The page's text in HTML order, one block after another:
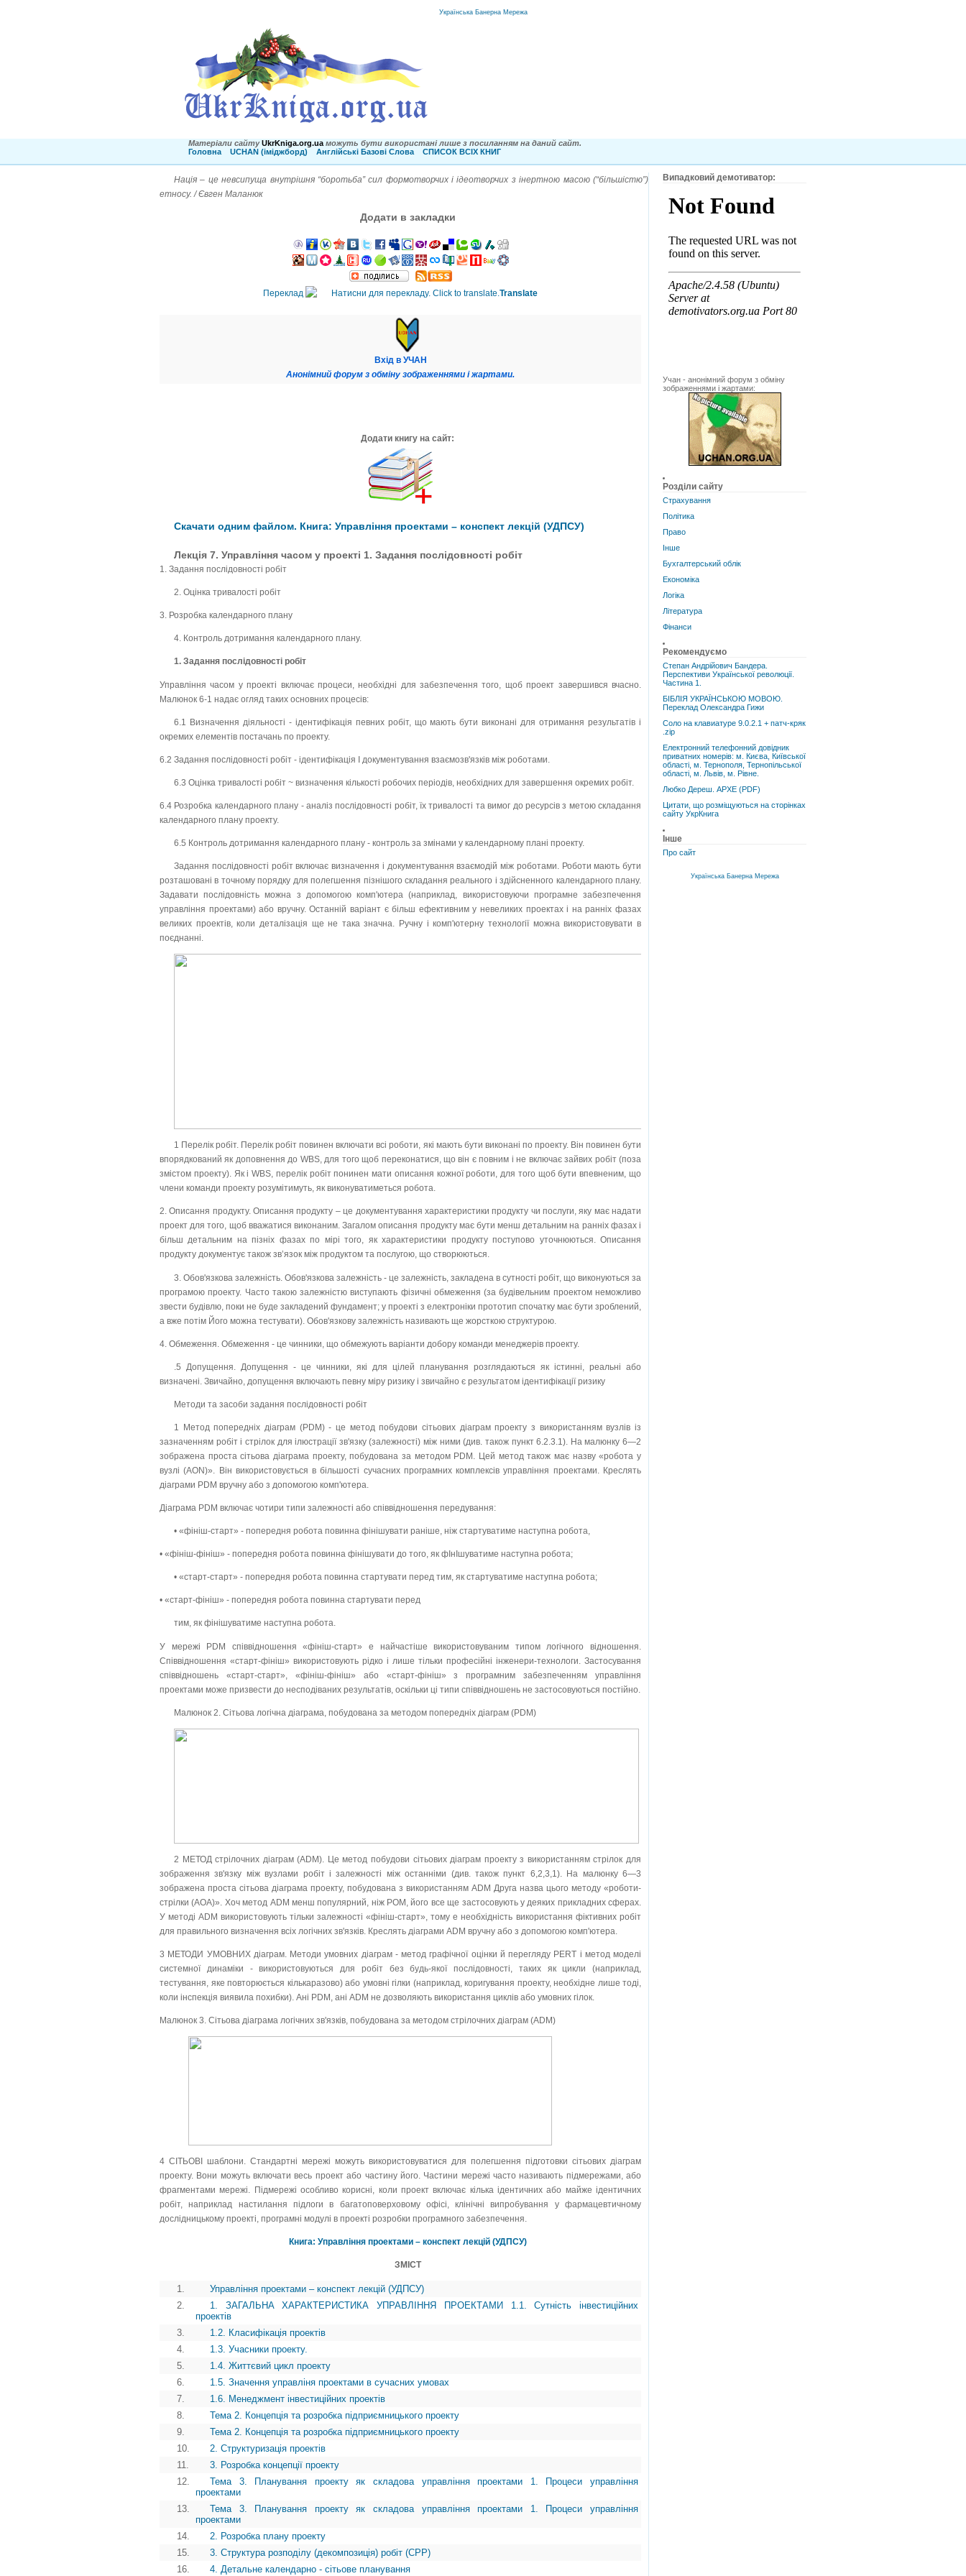
Українська Банерна Мережа
Матеріали сайту UkrKniga.org.ua можуть бути використані лише з посиланням на даний сайт.
Головна
UCHAN (іміджборд) Англійські Базові Слова СПИСОК ВСІХ КНИГ
Нація – це невсипуща внутрішня “боротьба” сил формотворчих і ідеотворчих з інертною масою (“більшістю”)
етносу. / Євген Маланюк
Додати в закладки
Переклад Translate
Вхід в УЧАН
Анонімний форум з обміну зображеннями і жартами.
Додати книгу на сайт:
Скачати одним файлом. Книга: Управління проектами – конспект лекцій (УДПСУ)
Лекція 7. Управління часом у проекті 1. Задання послідовності робіт
1. Задання послідовності робіт
2. Оцінка тривалості робіт
3. Розробка календарного плану
4. Контроль дотримання календарного плану.
1. Задання послідовності робіт
Управління часом у проекті включає процеси, необхідні для забезпечення того, щоб проект завершився вчасно.
Малюнок 6-1 надає огляд таких основних процесів:
6.1 Визначення діяльності - ідентифікація певних робіт, що мають бути виконані для отримання результатів і
окремих елементів постачань по проекту.
6.2 Задання послідовності робіт - ідентифікація І документування взаємозв'язків між роботами.
6.3 Оцінка тривалості робіт ~ визначення кількості робочих періодів, необхідних для завершення окремих робіт.
6.4 Розробка календарного плану - аналіз послідовності робіт, їх тривалості та вимог до ресурсів з метою складання
календарного плану проекту.
6.5 Контроль дотримання календарного плану - контроль за змінами у календарному плані проекту.
Задання послідовності робіт включає визначення і документування взаємодій між роботами. Роботи мають бути
розташовані в точному порядку для полегшення пізнішого складання реального і здійсненного календарного плану.
Задавати послідовність можна з допомогою комп'ютера (наприклад, використовуючи програмне забезпечення
управління проектами) або вручну. Останній варіант є більш ефективним у невеликих проектах і на ранніх фазах
великих проектів, коли деталізація ще не така значна. Ручну і комп'ютерну технології можна використовувати в
поєднанні.
1 Перелік робіт. Перелік робіт повинен включати всі роботи, які мають бути виконані по проекту. Він повинен бути
впорядкований як доповнення до WBS, для того щоб переконатися, що він є повним і не включає зайвих робіт (поза
змістом проекту). Як і WBS, перелік робіт понинен мати описання кожної роботи, для того щоб бути впевненим, що
члени команди проекту розумітимуть, як виконуватиметься робота.
2. Описання продукту. Описання продукту – це документування характеристики продукту чи послуги, яку має надати
проект для того, щоб вважатися виконаним. Загалом описання продукту має бути менш детальним на ранніх фазах і
більш детальним на пізніх фазах по мірі того, як характеристики продукту поступово уточнюються. Описання
продукту документує також зв’язок між продуктом та послугою, що створюються.
3. Обов'язкова залежність. Обов'язкова залежність - це залежність, закладена в сутності робіт, що виконуються за
програмою проекту. Часто такою залежністю виступають фізичні обмеження (за будівельним проектом неможливо
звести будівлю, поки не буде закладений фундамент; у проекті з електроніки прототип спочатку має бути зроблений,
а вже потім Його можна тестувати). Обов'язкову залежність називають ще жорсткою структурою.
4. Обмеження. Обмеження - це чинники, що обмежують варіанти добору команди менеджерів проекту.
.5 Допущення. Допущення - це чинники, які для цілей планування розглядаються як істинні, реальні або
визначені. Звичайно, допущення включають певну міру ризику і звичайно є результатом ідентифікації ризику
Методи та засоби задання послідовності робіт
1 Метод попередніх діаграм (PDM) - це метод побудови сітьових діаграм проекту з використанням вузлів із
зазначенням робіт і стрілок для ілюстрації зв'язку (залежності) між ними (див. також пункт 6.2.3.1). На малюнку 6—2
зображена проста сітьова діаграма проекту, побудована за методом PDM. Цей метод також має назву «робота у
вузлі (АОN)». Він використовується в більшості сучасних програмних комплексів управління проектами. Креслять
діаграми PDM вручну або з допомогою комп'ютера.
Діаграма PDM включає чотири типи залежності або співвідношення передування:
• «фініш-старт» - попередня робота повинна фінішувати раніше, ніж стартуватиме наступна робота,
• «фініш-фініш» - попередня робота повинна фінішувати до того, як фІнІшуватиме наступна робота;
• «старт-старт» - попередня робота повинна стартувати перед тим, як стартуватиме наступна робота;
• «старт-фініш» - попередня робота повинна стартувати перед
тим, як фінішуватиме наступна робота.
У мережі PDM співвідношення «фініш-старт» е найчастіше використовуваним типом логічного відношення.
Співвідношення «старт-фініш» використовують рідко і лише тільки професійні інженери-технологи. Застосування
співвідношень «старт-старт», «фініш-фініш» або «старт-фініш» з програмним забезпеченням управління
проектами може призвести до несподіваних результатів, оскільки ці типи співвідношень не застосовуються постійно.
Малюнок 2. Сітьова логічна діаграма, побудована за методом попередніх діаграм (PDM)
2 МЕТОД стрілочних діаграм (ADM). Це метод побудови сітьових діаграм проекту з використанням стрілок для
зображення зв'язку між вузлами робіт і залежності між останніми (див. також пункт 6,2,3,1). На малюнку 6—3
зображена проста сітьова діаграма проекту, побудована з використанням ADM Друга назва цього методу «роботи-
стрілки (АОА)». Хоч метод ADM менш популярний, ніж РОМ, його все ще застосовують у деяких прикладних сферах.
У методі ADM використовують тільки залежності «фініш-старт», тому е необхідність використання фіктивних робіт
для правильного визначення всіх логічних зв'язків. Креслять діаграми ADM вручну або з допомогою комп'ютера.
3 МЕТОДИ УМОВНИХ діаграм. Методи умовних діаграм - метод графічної оцінки й перегляду PERT і метод моделі
системної динаміки - використовуються для робіт без будь-якої послідовності, таких як цикли (наприклад,
тестування, яке повторюється кількаразово) або умовні гілки (наприклад, коригування проекту, необхідне лише тоді,
коли інспекція виявила похибки). Ані PDM, ані ADM не дозволяють використання циклів або умовних гілок.
Малюнок 3. Сітьова діаграма логічних зв'язків, побудована за методом стрілочних діаграм (ADM)
4 СІТЬОВІ шаблони. Стандартні мережі можуть використовуватися для полегшення підготовки сітьових діаграм
проекту. Вони можуть включати весь проект або частину його. Частини мережі часто називають підмережами, або
фрагментами мережі. Підмережі особливо корисні, коли проект включає кілька ідентичних або майже ідентичних
робіт, наприклад настилання підлоги в багатоповерховому офісі, клінічні випробування у фармацевтичному
дослідницькому проекті, програмні модулі в проекті розробки програмного забезпечення.
Книга: Управління проектами – конспект лекцій (УДПСУ)
ЗМІСТ
1.
Управління проектами – конспект лекцій (УДПСУ)
2.
1. ЗАГАЛЬНА ХАРАКТЕРИСТИКА УПРАВЛІННЯ ПРОЕКТАМИ 1.1. Сутність інвестиційних
проектів
3.
1.2. Класифікація проектів
4.
1.3. Учасники проекту.
5.
1.4. Життєвий цикл проекту
6.
1.5. Значення управліня проектами в сучасних умовах
7.
1.6. Менеджмент інвестиційних проектів
8.
Тема 2. Концепція та розробка підприємницького проекту
9.
Тема 2. Концепція та розробка підприємницького проекту
10.
2. Структуризація проектів
11.
3. Розробка концепції проекту
12.
Тема 3. Планування проекту як складова управління проектами 1. Процеси управління
проектами
13.
Тема 3. Планування проекту як складова управління проектами 1. Процеси управління
проектами
14.
2. Розробка плану проекту
15.
3. Структура розподілу (декомпозиція) робіт (СРР)
16.
4. Детальне календарно - сітьове планування
Випадковий демотиватор:
Учан - анонімний форум з обміну
зображеннями і жартами:
Розділи сайту
Страхування
Політика
Право
Інше
Бухгалтерський облік
Економіка
Логіка
Література
Фінанси
Рекомендуємо
Степан Андрійович Бандера.
Перспективи Української революції.
Частина 1.
БІБЛІЯ УКРАЇНСЬКОЮ МОВОЮ.
Переклад Олександра Гижи
Соло на клавиатуре 9.0.2.1 + патч-кряк
.zip
Електронний телефонний довідник
приватних номерів: м. Києва, Київської
області, м. Тернополя, Тернопільської
області, м. Львів, м. Рівне.
Любко Дереш. АРХЕ (PDF)
Цитати, що розміщуються на сторінках
сайту УкрКнига
Інше
Про сайт
Українська Банерна Мережа